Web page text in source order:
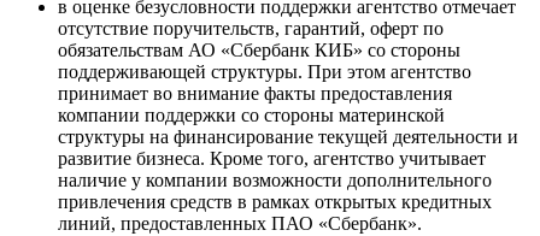
в оценке безусловности поддержки агентство отмечает
отсутствие поручительств, гарантий, оферт по
обязательствам АО «Сбербанк КИБ» со стороны
поддерживающей структуры. При этом агентство
принимает во внимание факты предоставления
компании поддержки со стороны материнской
структуры на финансирование текущей деятельности и
развитие бизнеса. Кроме того, агентство учитывает
наличие у компании возможности дополнительного
привлечения средств в рамках открытых кредитных
линий, предоставленных ПАО «Сбербанк».